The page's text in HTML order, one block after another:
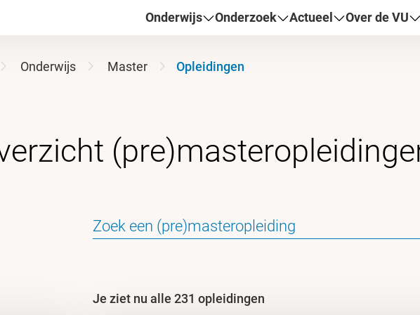
Onderwijs Onderzoek Actueel Over de VU
Onderwijs Master Opleidingen
Je ziet nu alle 231 opleidingen